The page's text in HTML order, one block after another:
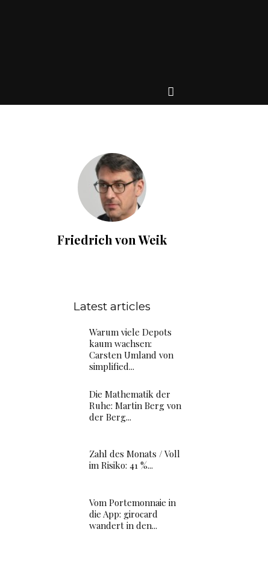
Friedrich von Weik
Latest articles
Warum viele Depots
kaum wachsen:
Carsten Umland von
simplified...
Die Mathematik der
Ruhe: Martin Berg von
der Berg...
Zahl des Monats / Voll
im Risiko: 41 %...
Vom Portemonnaie in
die App: girocard
wandert in den...